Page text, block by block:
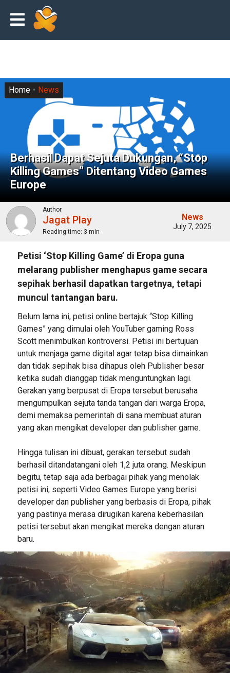
Berhasil Dapat Sejuta Dukungan, “Stop
Killing Games” Ditentang Video Games
Europe
Home News
Author
Jagat Play
Reading time: 3 min
News
July 7, 2025
Petisi ‘Stop Killing Game’ di Eropa guna
melarang publisher menghapus game secara
sepihak berhasil dapatkan targetnya, tetapi
muncul tantangan baru.
Belum lama ini, petisi online bertajuk “Stop Killing
Games” yang dimulai oleh YouTuber gaming Ross
Scott menimbulkan kontroversi. Petisi ini bertujuan
untuk menjaga game digital agar tetap bisa dimainkan
dan tidak sepihak bisa dihapus oleh Publisher besar
ketika sudah dianggap tidak menguntungkan lagi.
Gerakan yang berpusat di Eropa tersebut berusaha
mengumpulkan sejuta tanda tangan dari warga Eropa,
demi memaksa pemerintah di sana membuat aturan
yang akan mengikat developer dan publisher game.
Hingga tulisan ini dibuat, gerakan tersebut sudah
berhasil ditandatangani oleh 1,2 juta orang. Meskipun
begitu, tetap saja ada berbagai pihak yang menolak
petisi ini, seperti Video Games Europe yang berisi
developer dan publisher yang berbasis di Eropa, pihak
yang pastinya merasa dirugikan karena keberhasilan
petisi tersebut akan mengikat mereka dengan aturan
baru.